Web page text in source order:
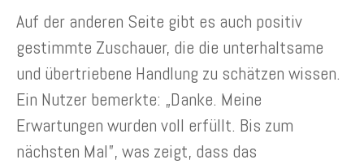
Auf der anderen Seite gibt es auch positiv
gestimmte Zuschauer, die die unterhaltsame
und übertriebene Handlung zu schätzen wissen.
Ein Nutzer bemerkte: „Danke. Meine
Erwartungen wurden voll erfüllt. Bis zum
nächsten Mal”, was zeigt, dass das